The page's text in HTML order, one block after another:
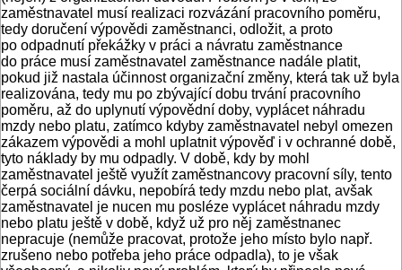
zaměstnavatel musí realizaci rozvázání pracovního poměru,
tedy doručení výpovědi zaměstnanci, odložit, a proto
po odpadnutí překážky v práci a návratu zaměstnance
do práce musí zaměstnavatel zaměstnance nadále platit,
pokud již nastala účinnost organizační změny, která tak už byla
realizována, tedy mu po zbývající dobu trvání pracovního
poměru, až do uplynutí výpovědní doby, vyplácet náhradu
mzdy nebo platu, zatímco kdyby zaměstnavatel nebyl omezen
zákazem výpovědi a mohl uplatnit výpověď i v ochranné době,
tyto náklady by mu odpadly. V době, kdy by mohl
zaměstnavatel ještě využít zaměstnancovy pracovní síly, tento
čerpá sociální dávku, nepobírá tedy mzdu nebo plat, avšak
zaměstnavatel je nucen mu posléze vyplácet náhradu mzdy
nebo platu ještě v době, když už pro něj zaměstnanec
nepracuje (nemůže pracovat, protože jeho místo bylo např.
zrušeno nebo potřeba jeho práce odpadla), to je však